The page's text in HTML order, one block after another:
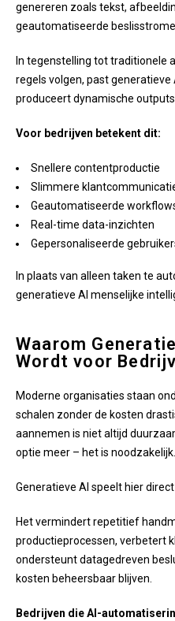
genereren zoals tekst,
geautomatiseerde
In tegenstelling tot traditionele
regels volgen, past
produceert dynamische
Voor bedrijven betekent dit:
Snellere contentproductie
Slimmere
Geautomatiseerde
Real-time data-inzichten
Gepersonaliseerde
In plaats van alleen taken te
generatieve AI menselijke
Waarom
Wordt voor
Moderne organisaties staan
schalen zonder de kosten
aannemen is niet altijd
optie meer – het is noodzakelijk.
Generatieve AI speelt hier direct
Het vermindert repetitief
productieprocessen, verbetert
ondersteunt datagedreven
kosten beheersbaar blijven.
Bedrijven die AI-